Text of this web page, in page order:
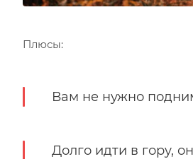
Плюсы:
Вам не нужно
Долго идти в гору,